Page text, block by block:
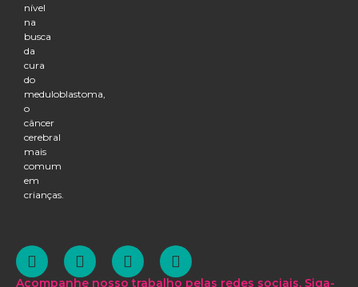
nível
na
busca
da
cura
do
meduloblastoma,
o
câncer
cerebral
mais
comum
em
crianças.
Acompanhe nosso trabalho pelas redes sociais. Siga-